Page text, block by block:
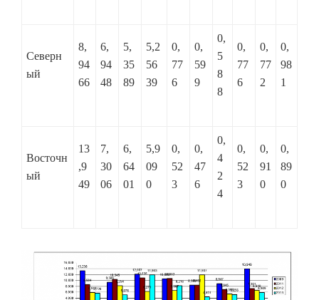
Северн
ый
8,
94
66
6,
94
48
5,
35
89
5,2
56
39
0,
77
6
0,
59
9
0,
5
8
8
0,
77
6
0,
77
2
0,
98
1
Восточн
ый
13
,9
49
7,
30
06
6,
64
01
5,9
09
0
0,
52
3
0,
47
6
0,
4
2
4
0,
52
3
0,
91
0
0,
89
0